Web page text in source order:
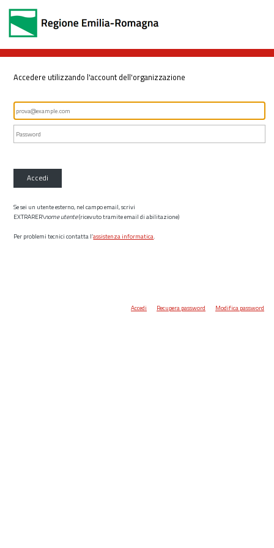
Accedere utilizzando l'account dell'organizzazione
Accedi
Se sei un utente esterno, nel campo email, scrivi
EXTRARER\nome utente(ricevuto tramite email di abilitazione)
Per problemi tecnici contatta l’assistenza informatica.
Accedi Recupera password Modifica password